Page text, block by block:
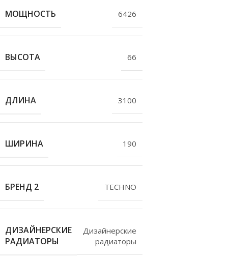
МОЩНОСТЬ 6426
ВЫСОТА 66
ДЛИНА 3100
ШИРИНА 190
БРЕНД 2 TECHNO
ДИЗАЙНЕРСКИЕ
РАДИАТОРЫ
Дизайнерские
радиаторы